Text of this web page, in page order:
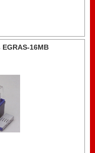
16MB